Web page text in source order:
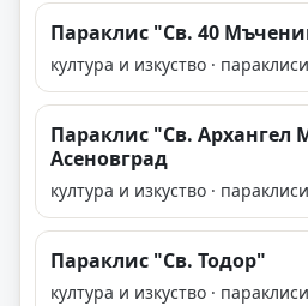
Параклис "Св. 40
култура и изкуство · параклиси
Параклис "Св. Архангел
Асеновград
култура и изкуство · параклиси
Параклис "Св. Тодор"
култура и изкуство · параклиси